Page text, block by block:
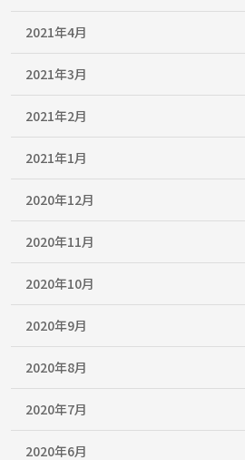
2021年4月
2021年3月
2021年2月
2021年1月
2020年12月
2020年11月
2020年10月
2020年9月
2020年8月
2020年7月
2020年6月